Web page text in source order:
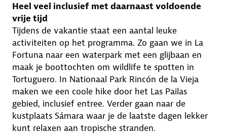
Heel veel inclusief met daarnaast voldoende
vrije tijd
Tijdens de vakantie staat een aantal leuke
activiteiten op het programma. Zo gaan we in La
Fortuna naar een waterpark met een glijbaan en
maak je boottochten om wildlife te spotten in
Tortuguero. In Nationaal Park Rincón de la Vieja
maken we een coole hike door het Las Pailas
gebied, inclusief entree. Verder gaan naar de
kustplaats Sámara waar je de laatste dagen lekker
kunt relaxen aan tropische stranden.